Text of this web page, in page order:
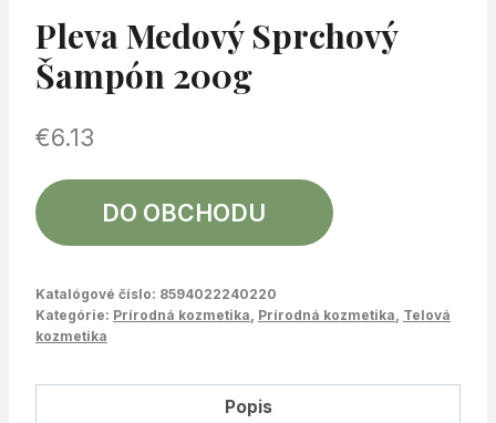
Pleva Medový Sprchový
Šampón 200g
€6.13
DO OBCHODU
Katalógové číslo: 8594022240220
Kategórie: Prírodná kozmetika, Prírodná kozmetika, Telová
kozmetika
Popis